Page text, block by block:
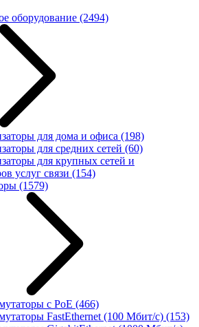
оборудование (2494)
для дома и офиса (198)
для средних сетей (60)
для крупных сетей и
услуг связи (154)
(1579)
с PoE (466)
FastEthernet (100 Мбит/с) (153)